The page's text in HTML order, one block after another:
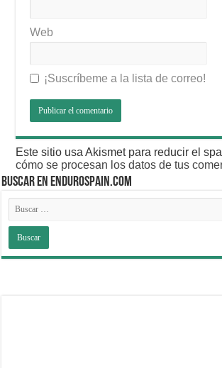
Web
¡Suscríbeme a la lista de correo!
Este sitio usa Akismet para reducir el
cómo se procesan los datos de tus
BUSCAR EN ENDUROSPAIN.COM